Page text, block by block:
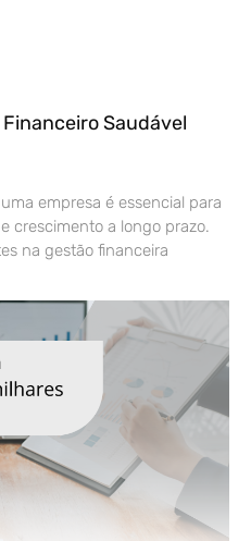
Saudável
empresa é essencial para
crescimento a longo prazo.
na gestão financeira